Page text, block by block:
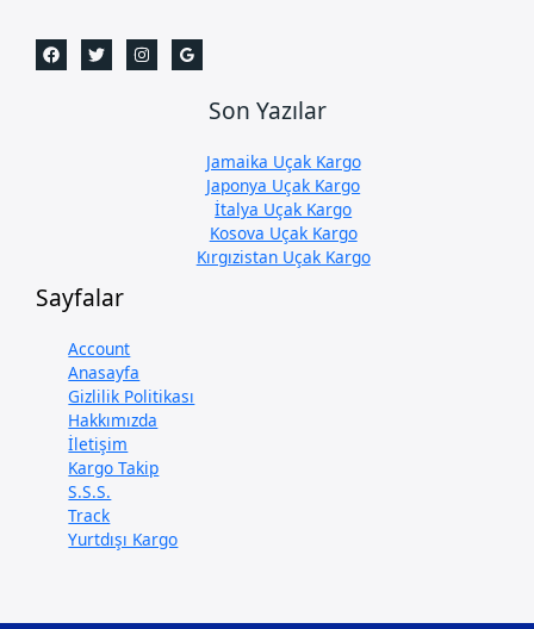
Son Yazılar
Jamaika Uçak Kargo
Japonya Uçak Kargo
İtalya Uçak Kargo
Kosova Uçak Kargo
Kırgızistan Uçak Kargo
Sayfalar
Account
Anasayfa
Gizlilik Politikası
Hakkımızda
İletişim
Kargo Takip
S.S.S.
Track
Yurtdışı Kargo